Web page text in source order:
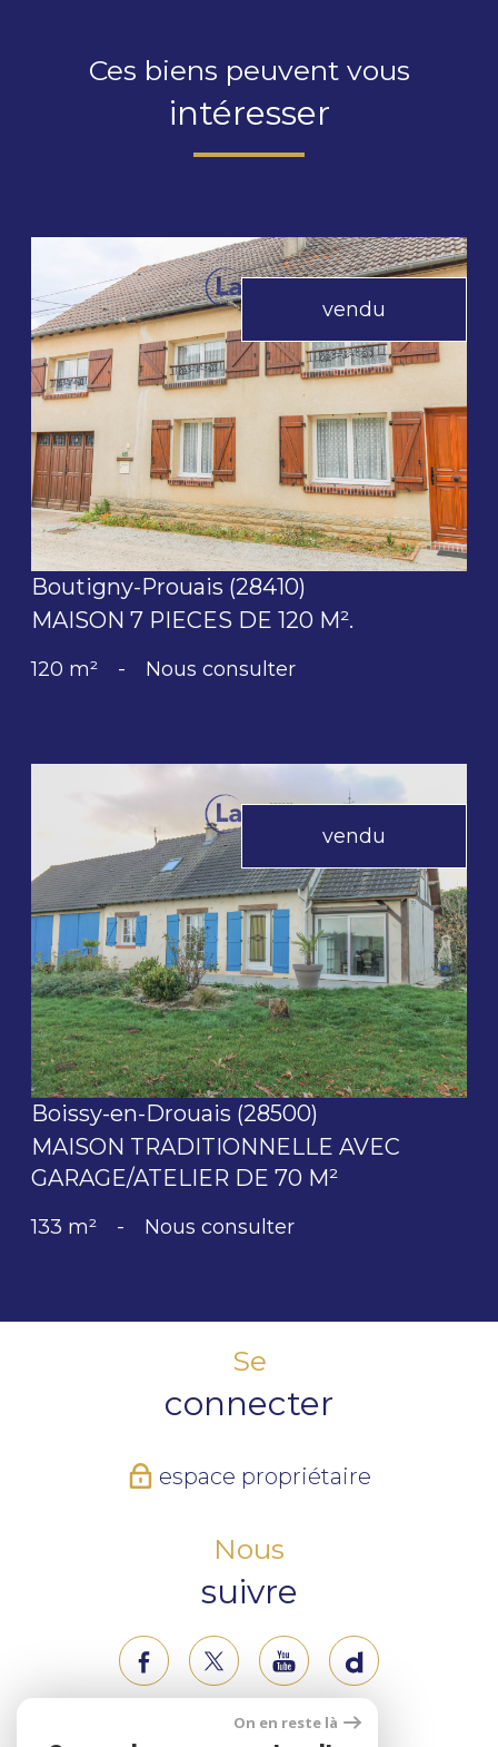
Ces biens peuvent vous
intéresser
vendu
voir le bien
Boutigny-Prouais (28410)
MAISON 7 PIECES DE 120 M².
120 m² - Nous consulter
vendu
voir le bien
Boissy-en-Drouais (28500)
MAISON TRADITIONNELLE AVEC
GARAGE/ATELIER DE 70 M²
133 m² - Nous consulter
Se
connecter
espace propriétaire
Nous
suivre
On en reste là